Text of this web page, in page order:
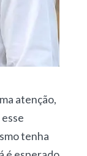
atenção,
tenha